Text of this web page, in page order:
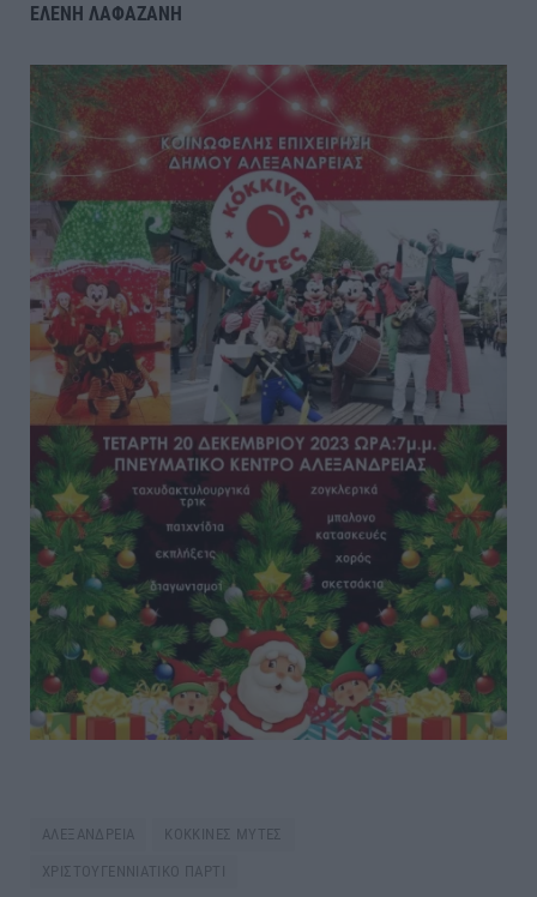
ΕΛΕΝΗ ΛΑΦΑΖΑΝΗ
ΑΛΕΞΑΝΔΡΕΙΑ ΚΟΚΚΙΝΕΣ ΜΥΤΕΣ
ΧΡΙΣΤΟΥΓΕΝΝΙΑΤΙΚΟ ΠΑΡΤΙ